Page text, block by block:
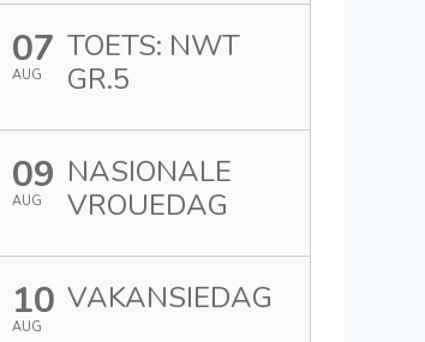
07
AUG
TOETS: NWT
GR.5
09
AUG
NASIONALE
VROUEDAG
10
AUG
VAKANSIEDAG